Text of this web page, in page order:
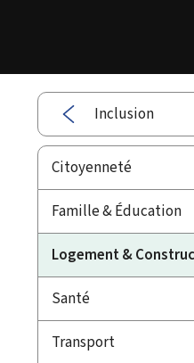
Inclusion
Citoyenneté
Famille & Éducation
Logement &
Santé
Transport